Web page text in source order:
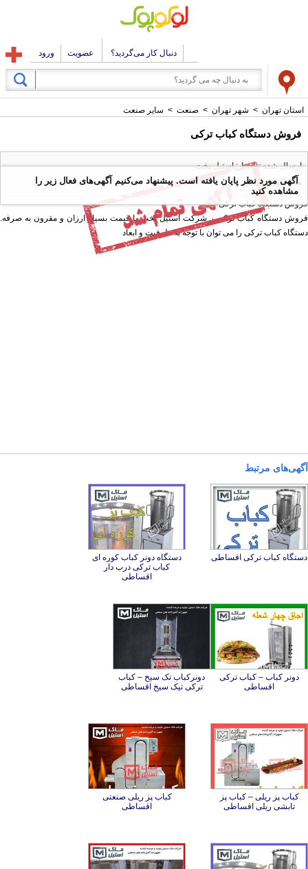
دنبال کار می‌گردید؟ عضویت ورود
استان تهران > شهر تهران > صنعت > سایر صنعت
فروش دستگاه کباب ترکی
ارسال شده توسط : استیل پخت
همه آگهی های این کاربر
فروش دستگاه کباب ترکی
فروش دستگاه کباب ترکی ر شرکت استیل پخت با قیمت بسیار ارزان و مقرون به صرفه.
دستگاه کباب ترکی را می توان با توجه به ظرفیت و ابعاد
آگهی مورد نظر پایان یافته است. پیشنهاد می‌کنیم آگهی‌های فعال زیر را
مشاهده کنید
آگهی‌های مرتبط
دستگاه کباب ترکی اقساطی دستگاه دونر کباب کوره ای
کباب ترکی درب دار
اقساطی
دونر کباب – کباب ترکی
اقساطی
دونرکباب تک سیخ – کباب
ترکی تیک سیخ اقساطی
کباب پز ریلی – کباب پز
تابشی ریلی اقساطی
کباب پز ریلی صنعتی
اقساطی